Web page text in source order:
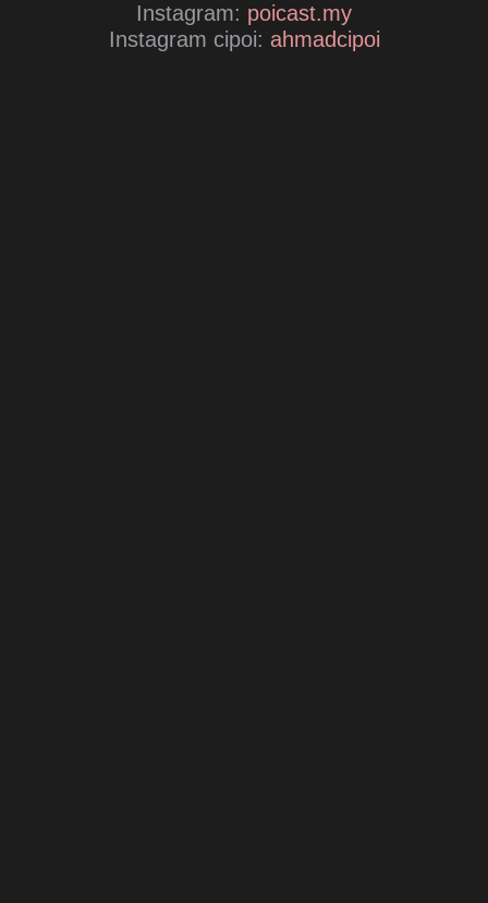
Instagram: poicast.my
Instagram cipoi: ahmadcipoi